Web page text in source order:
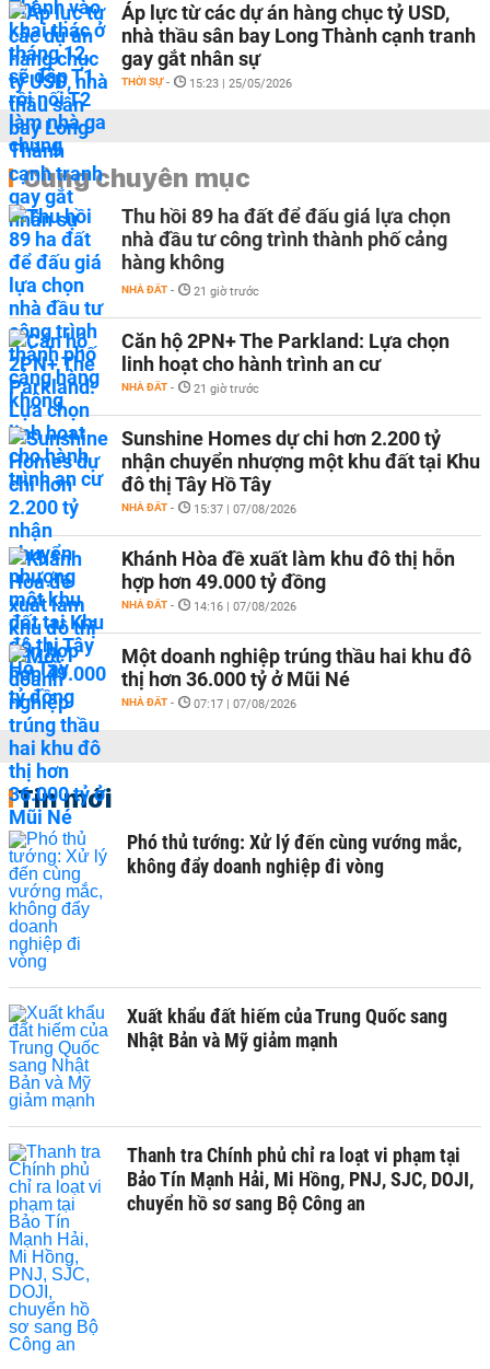
Áp lực từ các dự án hàng chục tỷ USD,
nhà thầu sân bay Long Thành cạnh tranh
gay gắt nhân sự
THỜI SỰ - 15:23 | 25/05/2026
Cùng chuyên mục
Thu hồi 89 ha đất để đấu giá lựa chọn
nhà đầu tư công trình thành phố cảng
hàng không
NHÀ ĐẤT - 21 giờ trước
Căn hộ 2PN+ The Parkland: Lựa chọn
linh hoạt cho hành trình an cư
NHÀ ĐẤT - 21 giờ trước
Sunshine Homes dự chi hơn 2.200 tỷ
nhận chuyển nhượng một khu đất tại Khu
đô thị Tây Hồ Tây
NHÀ ĐẤT - 15:37 | 07/08/2026
Khánh Hòa đề xuất làm khu đô thị hỗn
hợp hơn 49.000 tỷ đồng
NHÀ ĐẤT - 14:16 | 07/08/2026
Một doanh nghiệp trúng thầu hai khu đô
thị hơn 36.000 tỷ ở Mũi Né
NHÀ ĐẤT - 07:17 | 07/08/2026
Tin mới
Phó thủ tướng: Xử lý đến cùng vướng mắc,
không đẩy doanh nghiệp đi vòng
Xuất khẩu đất hiếm của Trung Quốc sang
Nhật Bản và Mỹ giảm mạnh
Thanh tra Chính phủ chỉ ra loạt vi phạm tại
Bảo Tín Mạnh Hải, Mi Hồng, PNJ, SJC, DOJI,
chuyển hồ sơ sang Bộ Công an